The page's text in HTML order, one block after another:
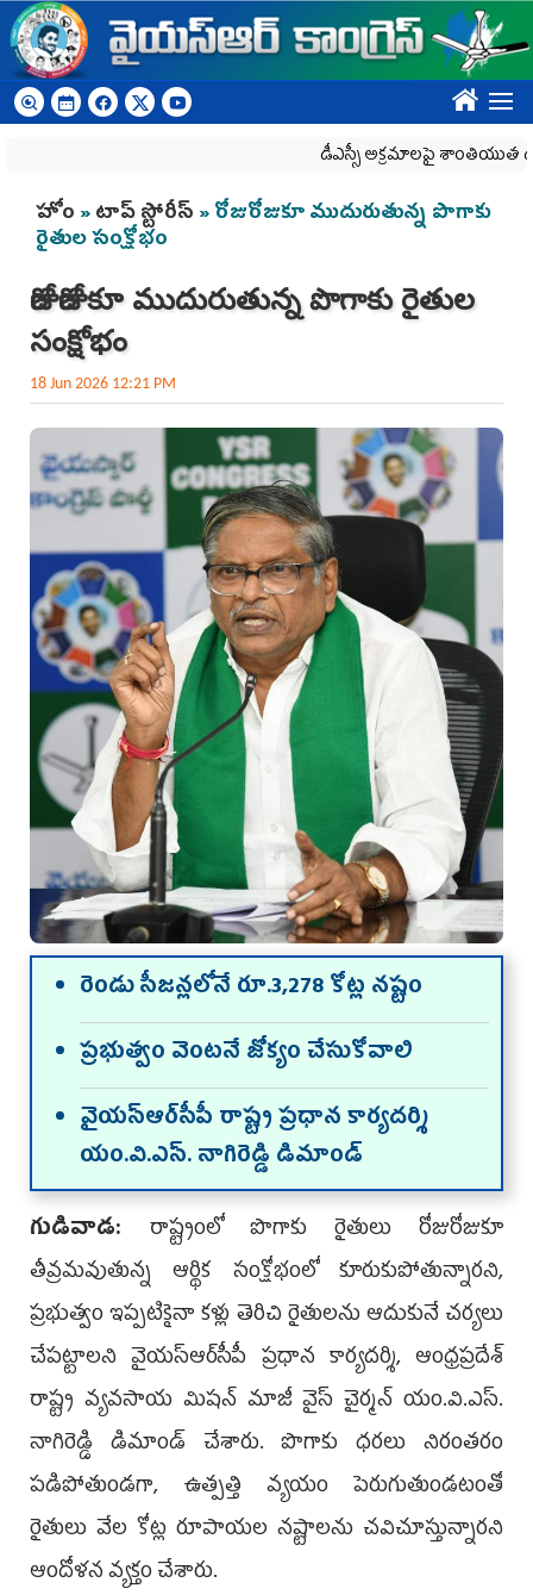
Skip to main content
????
డీఎస్సీ అక్రమాలపై శాంతియుత ధర్నాపై
You are here
హోం »టాప్ స్టోరీస్ » రోజురోజుకూ ముదురుతున్న పొగాకు
రైతుల సంక్షోభం
రోజురోజుకూ ముదురుతున్న పొగాకు రైతుల
సంక్షోభం
18 Jun 2026 12:21 PM
రెండు సీజన్లలోనే రూ.3,278 కోట్ల నష్టం
ప్రభుత్వం వెంటనే జోక్యం చేసుకోవాలి
వైయ‌స్ఆర్‌సీపీ రాష్ట్ర ప్ర‌ధాన కార్య‌ద‌ర్శి
యం.వి.ఎస్. నాగిరెడ్డి డిమాండ్‌
గుడివాడ: రాష్ట్రంలో పొగాకు రైతులు రోజురోజుకూ
తీవ్రమవుతున్న ఆర్థిక సంక్షోభంలో కూరుకుపోతున్నారని,
ప్రభుత్వం ఇప్పటికైనా కళ్లు తెరిచి రైతులను ఆదుకునే చర్యలు
చేపట్టాలని వైయ‌స్ఆర్‌సీపీ ప్రధాన కార్యదర్శి, ఆంధ్రప్రదేశ్
రాష్ట్ర వ్యవసాయ మిషన్ మాజీ వైస్‌ చైర్మన్ యం.వి.ఎస్.
నాగిరెడ్డి డిమాండ్ చేశారు. పొగాకు ధరలు నిరంతరం
పడిపోతుండగా, ఉత్పత్తి వ్యయం పెరుగుతుండటంతో
రైతులు వేల కోట్ల రూపాయల నష్టాలను చవిచూస్తున్నారని
ఆందోళన వ్యక్తం చేశారు.